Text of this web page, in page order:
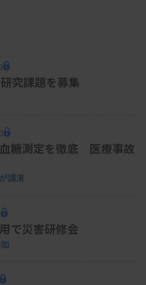
究課題を募集
糖測定を徹底 医療事故
講演
で災害研修会